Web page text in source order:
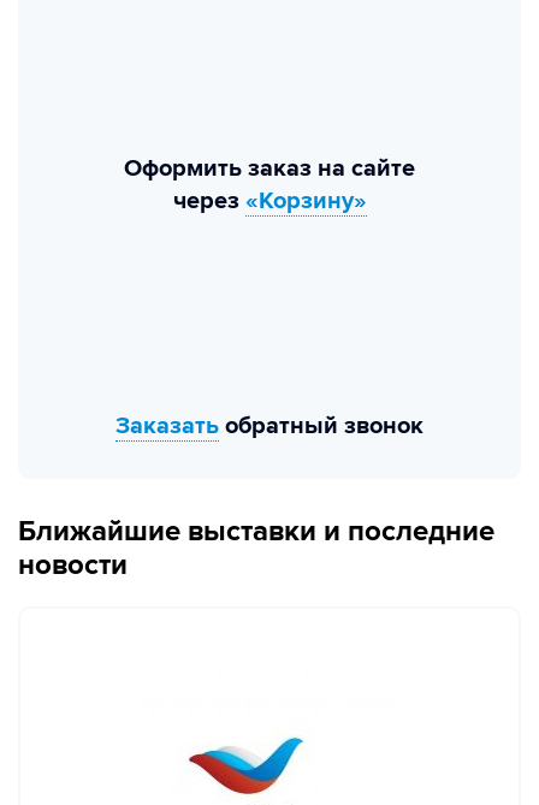
Оформить заказ на сайте
через «Корзину»
Заказать обратный звонок
Ближайшие выставки и последние
новости